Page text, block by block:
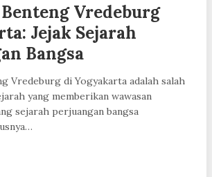
Vredeburg
Jejak Sejarah
Bangsa
Vredeburg di Yogyakarta adalah salah
yang memberikan wawasan
sejarah perjuangan bangsa